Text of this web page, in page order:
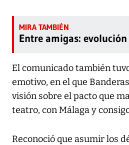
Entre amigas:
El comunicado también
emotivo, en el que
visión sobre el pacto que
teatro, con Málaga y
Reconoció que asumir los